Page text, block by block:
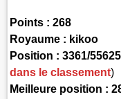
Points : 268
Royaume : kikoo
Position : 3361/55625
dans le classement)
Meilleure position :